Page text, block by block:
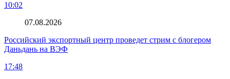
10:02
07.08.2026
Российский экспортный центр проведет стрим с блогером
Даньдань на ВЭФ
17:48